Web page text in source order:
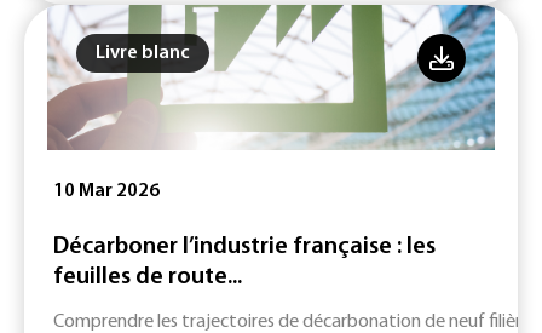
Livre blanc
10 Mar 2026
Décarboner l’industrie française : les
feuilles de route...
Comprendre les trajectoires de décarbonation de neuf